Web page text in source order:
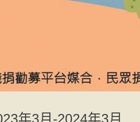
年3月-2024年3月